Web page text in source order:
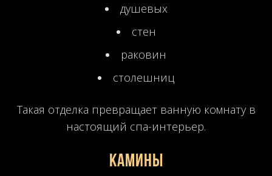
душевых
стен
раковин
столешниц
Такая отделка превращает ванную комнату в
настоящий спа-интерьер.
Камины